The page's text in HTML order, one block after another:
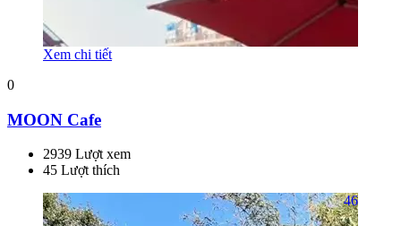
Xem chi tiết
0
MOON Cafe
2939 Lượt xem
45 Lượt thích
46